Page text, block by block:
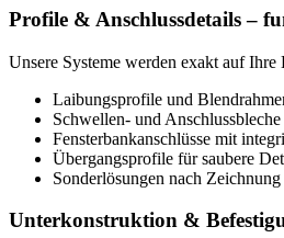
Profile & Anschlussdetails –
Unsere Systeme werden exakt auf
Laibungsprofile und
Schwellen- und Anschlussbleche
Fensterbankanschlüsse mit
Übergangsprofile für saubere
Sonderlösungen nach Zeichnung
Unterkonstruktion &